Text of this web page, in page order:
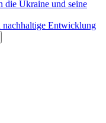
die Ukraine und seine
nachhaltige Entwicklung